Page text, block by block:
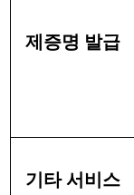
제증명 발급
기타 서비스